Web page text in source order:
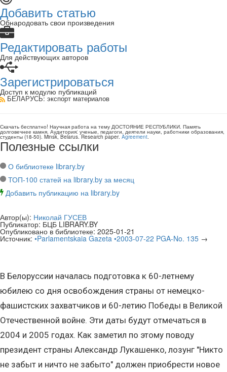
Добавить статью
Обнародовать свои произведения
Редактировать работы
Для действующих авторов
Зарегистрироваться
Доступ к модулю публикаций
БЕЛАРУСЬ: экспорт материалов
Скачать бесплатно! Научная работа на тему ДОСТОЯНИЕ РЕСПУБЛИКИ. Память
долговечнее камня. Аудитория: ученые, педагоги, деятели науки, работники образования,
студенты (18-50). Minsk, Belarus.Research paper. Agreement.
Полезные ссылки
О библиотеке library.by
ТОП-100 статей на library.by за месяц
Добавить публикацию на library.by
Автор(ы): Николай ГУСЕВ
Публикатор: БЦБ LIBRARY.BY
Опубликовано в библиотеке: 2025-01-21
Источник: •Parlamentskaia Gazeta •2003-07-22 PGA-No. 135 →
В Белоруссии началась подготовка к 60-летнему
юбилею со дня освобождения страны от немецко-
фашистских захватчиков и 60-летию Победы в Великой
Отечественной войне. Эти даты будут отмечаться в
2004 и 2005 годах. Как заметил по этому поводу
президент страны Александр Лукашенко, лозунг "Никто
не забыт и ничто не забыто" должен приобрести новое